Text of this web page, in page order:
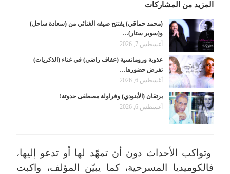
المزيد من المشاركات
(محمد حماقي) يفتتح صيفه الغنائي من (سعادة ساحل)
و(سوبر ستار)…
أغسطس 7, 2026
عذوبة ورومانسية (عفاف راضي) في غناء (الذكريات)
تفرض حضورها…
أغسطس 6, 2026
برتقان (الأبنودي) وفراولة مصطفى حدوتة!
أغسطس 6, 2026
وتواكب الأحداث دون أن تمهّد لها أو تدعو إليها،
فالكوميديا المسرحية، كما يبيّن المؤلف، واكبت